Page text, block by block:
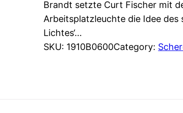
Brandt setzte Curt Fischer mit
Arbeitsplatzleuchte die Idee des
Lichtes‘…
SKU: 1910B0600Category: